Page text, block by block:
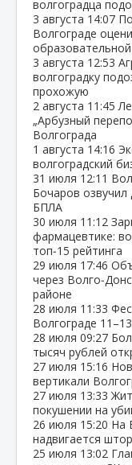
волгоградца
3 августа 14:07
Волгограде
3 августа 12:53
волгоградку
прохожую
2 августа 11:45
„Арбузный
Волгограда
1 августа 14:16
волгоградский
31 июля 12:11
Бочаров озвучил
БПЛА
30 июля 11:12
фармацевтике:
топ‑15 рейтинга
29 июля 17:46
через
районе
28 июля 11:33
Волгограде
28 июля 09:27
тысяч рублей
27 июля 15:16
вертикали
27 июля 13:33
покушении на
26 июля 15:20 На
надвигается
25 июля 13:02